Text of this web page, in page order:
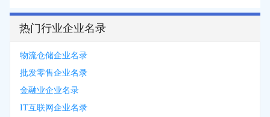
热门行业企业名录
物流仓储企业名录
批发零售企业名录
金融业企业名录
IT互联网企业名录